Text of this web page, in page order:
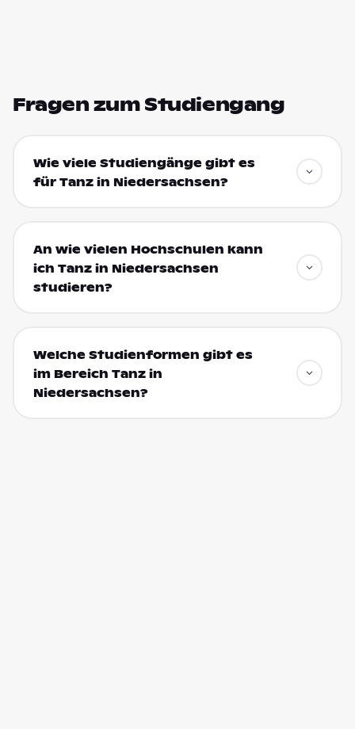
Fragen zum Studiengang
Wie viele Studiengänge gibt es
für Tanz in Niedersachsen?
An wie vielen Hochschulen kann
ich Tanz in Niedersachsen
studieren?
Welche Studienformen gibt es
im Bereich Tanz in
Niedersachsen?